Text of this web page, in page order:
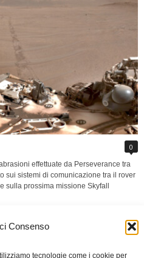
Consenso
tecnologie come i cookie per
0
effettuate da Perseverance tra
sui sistemi di comunicazione tra il rover
sulla prossima missione Skyfall